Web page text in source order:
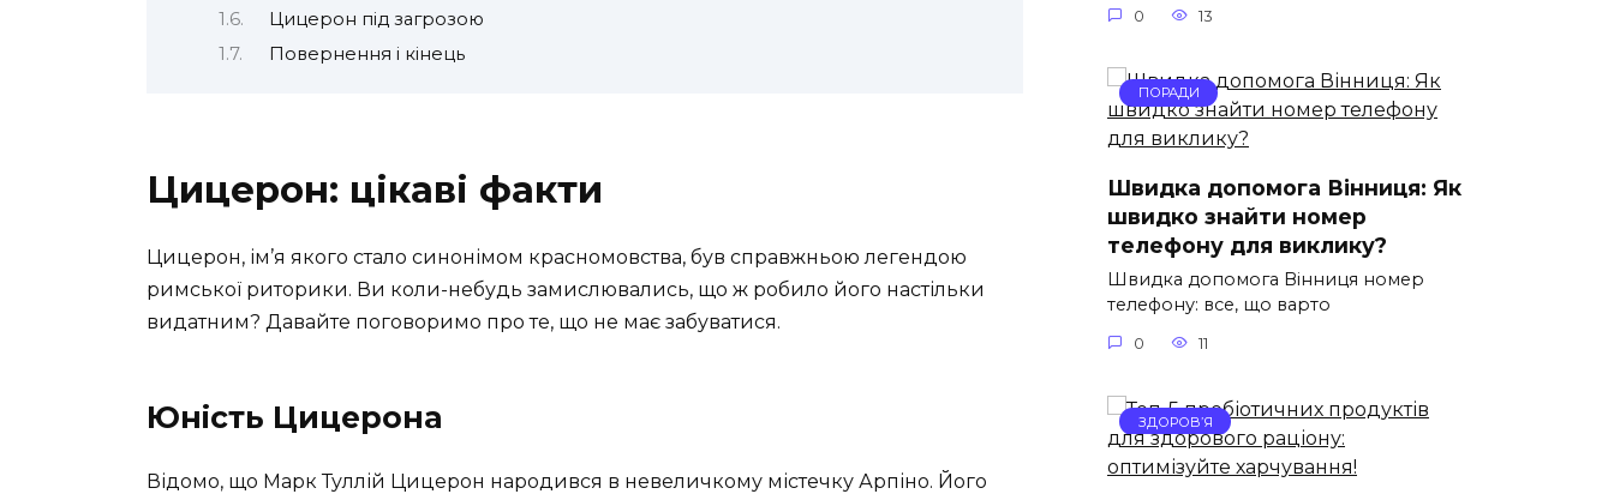
Цицерон під загрозою
Повернення і кінець
Цицерон: цікаві факти
Цицерон, ім’я якого стало синонімом красномовства, був справжньою легендою
римської риторики. Ви коли-небудь замислювались, що ж робило його настільки
видатним? Давайте поговоримо про те, що не має забуватися.
Юність Цицерона
Відомо, що Марк Туллій Цицерон народився в невеличкому містечку Арпіно. Його
0 13
ПОРАДИ
Швидка допомога Вінниця: Як
швидко знайти номер
телефону для виклику?
Швидка допомога Вінниця номер
телефону: все, що варто
0 11
ЗДОРОВ’Я